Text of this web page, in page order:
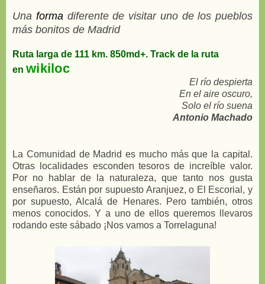
Una forma diferente de visitar uno de los pueblos
más bonitos de Madrid
Ruta larga de 111 km. 850md+. Track de la ruta
en wikiloc
El río despierta
En el aire oscuro,
Solo el río suena
Antonio Machado
La Comunidad de Madrid es mucho más que la capital.
Otras localidades esconden tesoros de increíble valor.
Por no hablar de la naturaleza, que tanto nos gusta
enseñaros. Están por supuesto Aranjuez, o El Escorial, y
por supuesto, Alcalá de Henares. Pero también, otros
menos conocidos. Y a uno de ellos queremos llevaros
rodando este sábado ¡Nos vamos a Torrelaguna!